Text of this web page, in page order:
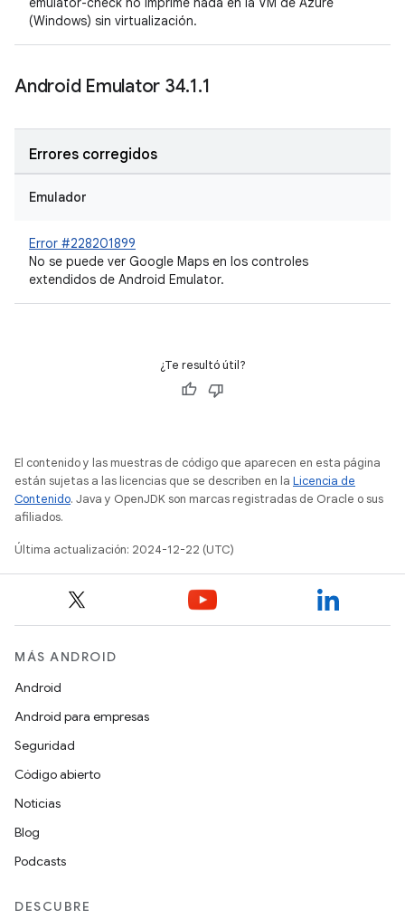
(Windows) sin virtualización.
Android Emulator 34.1.1
Errores corregidos
Emulador
Error #228201899
No se puede ver Google Maps en los controles
extendidos de Android Emulator.
¿Te resultó útil?
El contenido y las muestras de código que aparecen en esta página
están sujetas a las licencias que se describen en la Licencia de
Contenido. Java y OpenJDK son marcas registradas de Oracle o sus
afiliados.
Última actualización: 2024-12-22 (UTC)
MÁS ANDROID
Android
Android para empresas
Seguridad
Código abierto
Noticias
Blog
Podcasts
DESCUBRE